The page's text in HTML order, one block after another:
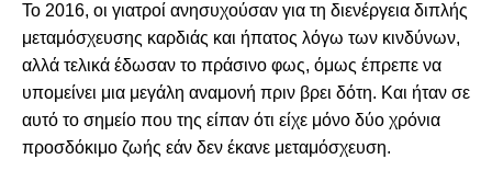
Το 2016, οι γιατροί ανησυχούσαν για τη διενέργεια διπλής
μεταμόσχευσης καρδιάς και ήπατος λόγω των κινδύνων,
αλλά τελικά έδωσαν το πράσινο φως, όμως έπρεπε να
υπομείνει μια μεγάλη αναμονή πριν βρει δότη. Και ήταν σε
αυτό το σημείο που της είπαν ότι είχε μόνο δύο χρόνια
προσδόκιμο ζωής εάν δεν έκανε μεταμόσχευση.